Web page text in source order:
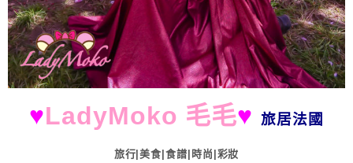
♥LadyMoko 毛毛♥ 旅居法國
旅行|美食|食譜|時尚|彩妝